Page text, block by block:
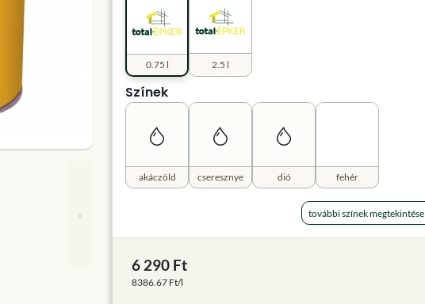
»
0.75 l 2.5 l
Színek
akáczöld cseresznye dió fehér
további színek megtekintése
6 290 Ft
8386.67 Ft/l